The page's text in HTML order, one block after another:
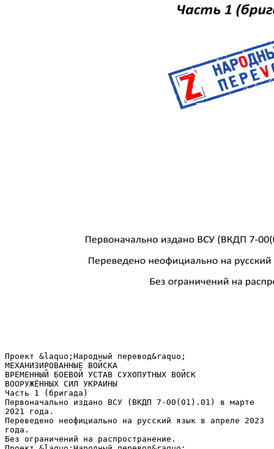
Проект &laquo;Народный перевод&raquo; МЕХАНИЗИРОВАННЫЕ ВОЙСКА ВРЕМЕННЫЙ БОЕВОЙ УСТАВ СУХОПУТНЫХ ВОЙСК ВООРУЖЁННЫХ СИЛ УКРАИНЫ Часть 1 (бригада) Первоначально издано ВСУ (ВКДП 7-00(01).01) в марте 2021 года. Переведено неофициально на русский язык в апреле 2023 года. Без ограничений на распространение. Проект &laquo;Народный перевод&raquo; 2 Настоящий временный боевой устав впервые издан командованием подготовки Командования Сухопутных войск Вооружённых Сил Украины совместно с Национальным университетом обороны Украины имени Ивана Черняховского в марте 2021 г. на украинском языке, без ограничений на распространение. Утверждён приказом командующего Сухопутными войсками Вооружённых Сил Украины от 09 марта 2021 г. № 152. Оригинальная обложка: Переведено участниками проекта &laquo;Народный перевод&raquo;. Данный текст является прямым переводом с украинского языка, составлен в научнопознавательных и справочных целях, не редактировался, не должен использоваться для обучения без осмысления и интерпретации с учётом обстоятельств его происхождения, не отражает позицию переводчиков и иных участников проекта &laquo;Народный перевод&raquo;. Относитесь к написанному критически и в случае сомнений по сути и форме написанного обращайтесь к специалистам в соответствующем вопросе. народныйперевод.рф t.me/svo_institute Проект &laquo;Народный перевод&raquo; 3 ОГЛАВЛЕНИЕ ПРЕДИСЛОВИЕ ..............................................................................................................................................6 Ссылки на военные публикации .............................................................................................................7 Основные термины и определения .......................................................................................................7 Перечень сокращений и условных обозначений ...............................................................................10 1. ОСНОВЫ ПРИМЕНЕНИЯ СУХОПУТНЫХ ВОЙСК ВС УКРАИНЫ ..............................................................11 1.1. Роль и место общевойсковых частей (подразделений) в современных операциях ................11 1.2. Особенности применения воинских частей (подразделений) механизированных войск в условиях современных вызовов и угроз ..............................................................................................12 1.3. Примерная структура бригад .........................................................................................................13 1.3.1. Отдельная механизированная бригада .................................................................................13 1.3.2. Отдельная мотопехотная бригада..........................................................................................14 1.3.3. Отдельная горно-штурмовая бригада ...................................................................................15 2. УГРОЗЫ ....................................................................................................................................................16 2.1. Понимание угроз.............................................................................................................................16 2.2. Характеристики угроз .....................................................................................................................17 3. УПРАВЛЕНИЕ ...........................................................................................................................................19 3.1. Основы управления ........................................................................................................................19 3.1.1. Требования к управлению ......................................................................................................19 3.1.2. Принципы управления воинской частью (подразделением) ..............................................23 3.2. Система управления .......................................................................................................................25 3.2.1. Органы управления..................................................................................................................25 3.2.2. Пункты управления ..................................................................................................................30 3.2.3. Средства управления ...............................................................................................................34 3.3. Обеспечение работы пунктов управления ...................................................................................36 3.3.1. Развёртывание пунктов управления ......................................................................................36 3.3.2. Перемещение пунктов управления .......................................................................................39 3.3.3. Боевое дежурство на пунктах управления ............................................................................40 3.3.4. Защита, охрана и оборона пунктов управления ...................................................................41 4. ОСНОВЫ ОРГАНИЗАЦИИ ШТАБА...........................................................................................................43 4.1. Назначение и задачи штаба ...........................................................................................................43 4.2. Требования к работе штаба ...........................................................................................................48 4.3. Структура штаба ..............................................................................................................................49 4.3.1. Основные принципы создания структуры штаба .................................................................49 4.3.2. Организационная структура....................................................................................................50 4.3.3. Типовая (базовая) организационная структура штаба .........................................................50 Проект &laquo;Народный перевод&raquo; 4 5. ПОДГОТОВКА БОЯ (ДЕЙСТВИЙ) ............................................................................................................60 5.1. Общие положения ..........................................................................................................................61 5.2. Процесс принятия военного решения ..........................................................................................64 5.2.1. Первый этап – получение задачи ...........................................................................................65 5.2.2. Второй этап – анализ задачи...................................................................................................68 5.2.3. Третий этап – разработка вариантов действий .....................................................................81 5.2.4. Четвёртый этап – анализ вариантов действий ......................................................................85 5.2.5. Пятый этап – сравнение вариантов действий .......................................................................88 5.2.6. Шестой этап – утверждение варианта действий ..................................................................89 5.2.7. Седьмой этап – разработка планирующих и директивных документов ............................95 5.3. Особенности работы по организации боя (действий) в условиях ограниченного времени ...97 6. РАЗВЕДКА И БЕЗОПАСНОСТЬ .................................................................................................................98 6.1. Система разведки ...........................................................................................................................98 6.2. Безопасность действий...................................................................................................................99 7. СРЕДА БОЕВЫХ ДЕЙСТВИЙ ..................................................................................................................102 7.1. Понимание среды боевых действий ...........................................................................................102 7.2. Формирование среды боевых действий ....................................................................................102 7.3. Информационное влияние в границах среды боевых действий .............................................103 8. ОБОРОНА ..............................................................................................................................................104 8.1. Общие положения ........................................................................................................................104 8.2. Оборона в особых условиях .........................................................................................................108 8.3. Формы обороны ............................................................................................................................109 8.4. Ведение обороны .........................................................................................................................110 8.4.1. Оборона района (позиционная оборона)............................................................................110 8.4.2. Мобильная оборона ..............................................................................................................113 8.4.3. Отход .......................................................................................................................................114 8.5. Переход от оборонительных к наступательным и стабилизационным действиям ...............115 9. НАСТУПЛЕНИЕ.......................................................................................................................................116 9.1. Общие положения ........................................................................................................................116 9.2. Наступление в особых условиях ......................................